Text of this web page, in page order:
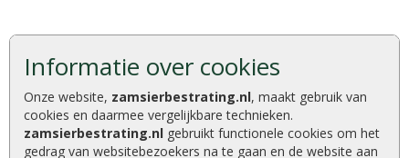
Informatie over cookies
Onze website, zamsierbestrating.nl, maakt gebruik van
cookies en daarmee vergelijkbare technieken.
zamsierbestrating.nl gebruikt functionele cookies om het
gedrag van websitebezoekers na te gaan en de website aan
Advies of vragen?
We helpen u graag
0320 252 811